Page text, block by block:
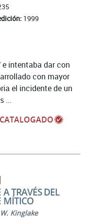
1999
intentaba dar con
con mayor
el incidente de un
...
A TRAVÉS DEL
MÍTICO
Kinglake